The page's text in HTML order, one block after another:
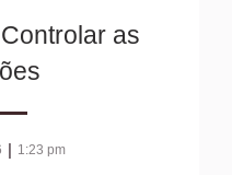
as
| 1:23 pm